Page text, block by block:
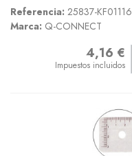
Referencia: 25837-KF01116
Marca: Q-CONNECT
4,16 €
Impuestos incluidos